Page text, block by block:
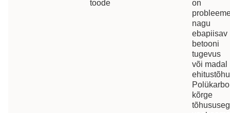
on
nagu
ebapiisav
betooni
tugevus
või madal
kõrge